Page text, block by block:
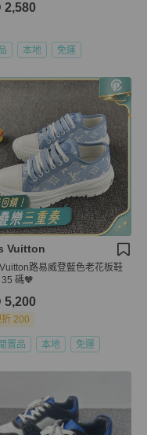
2,580
本地 免運
Vuitton
路易威登藍色老花板鞋
碼🧡
5,200
200
置品 本地 免運